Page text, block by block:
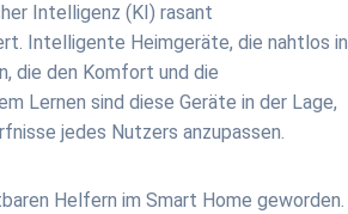
Intelligenz (KI) rasant
Intelligente Heimgeräte, die nahtlos in
die den Komfort und die
Lernen sind diese Geräte in der Lage,
jedes Nutzers anzupassen.
Helfern im Smart Home geworden.